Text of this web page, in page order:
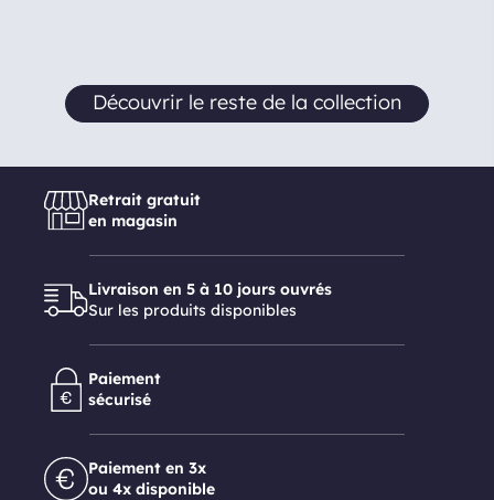
Découvrir le reste de la collection
Retrait gratuit
en magasin
Livraison en 5 à 10 jours ouvrés
Sur les produits disponibles
Paiement
sécurisé
Paiement en 3x
ou 4x disponible